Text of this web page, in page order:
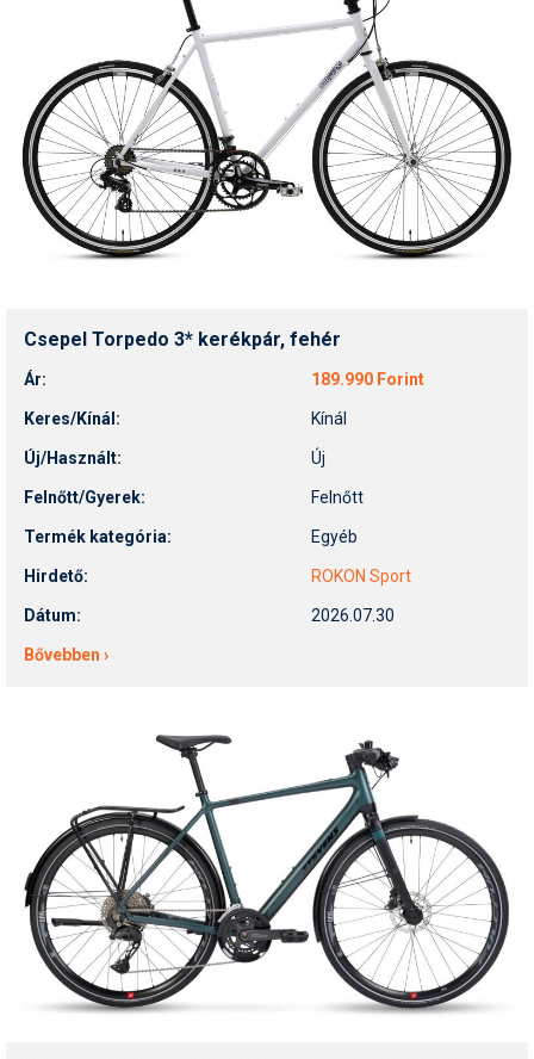
Hütte
Ingatlan
Interjúk
Játékok
Kerékpár
Munkavállalás
Olvasnivaló
Pályázatok
Sífelszerelés
Sífutás
Síléc
Símánia
Csepel Torpedo 3* kerékpár, fehér
Ár: 189.990 Forint
Keres/Kínál: Kínál
Új/Használt: Új
Felnőtt/Gyerek: Felnőtt
Termék kategória: Egyéb
Hirdető: ROKON Sport
Dátum: 2026.07.30
Bővebben ›